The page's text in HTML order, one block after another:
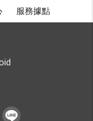
服務據點